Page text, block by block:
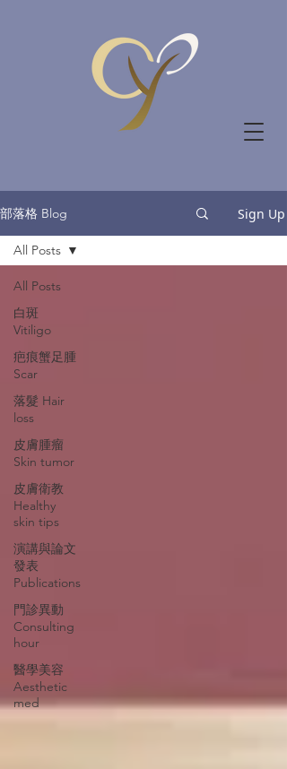
部落格 Blog Sign Up
All Posts
白斑
Vitiligo
疤痕蟹足腫
Scar
落髮 Hair
loss
皮膚腫瘤
Skin tumor
皮膚衛教
Healthy
skin tips
演講與論文
發表
Publications
門診異動
Consulting
hour
醫學美容
Aesthetic
med
All Posts